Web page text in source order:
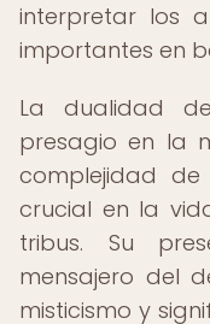
interpretar los
importantes en
La dualidad
presagio en la
complejidad
crucial en la
tribus. Su
mensajero del
misticismo y